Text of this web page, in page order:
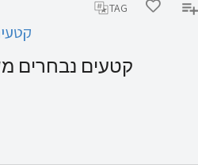
TAG
קטעים נבחרים